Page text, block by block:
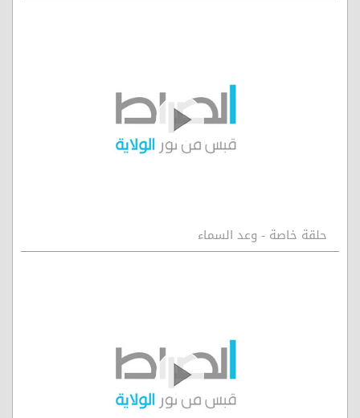
حلقة خاصة - وعد السماء